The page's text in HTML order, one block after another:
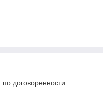
договоренности